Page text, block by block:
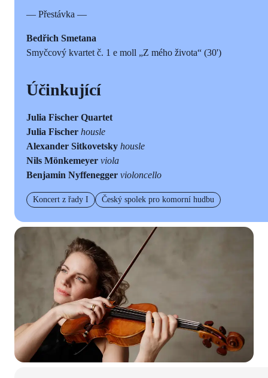
— Přestávka —
Bedřich Smetana
Smyčcový kvartet č. 1 e moll „Z mého života“ (30')
Účinkující
Julia Fischer Quartet
Julia Fischer housle
Alexander Sitkovetsky housle
Nils Mönkemeyer viola
Benjamin Nyffenegger violoncello
Koncert z řady I Český spolek pro komorní hudbu